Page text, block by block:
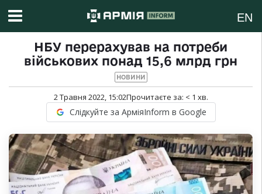
EN
НБУ перерахував на потреби
військових понад 15,6 млрд грн
НОВИНИ
2 Травня 2022, 15:02Прочитаєте за: < 1 хв.
Слідкуйте за АрміяInform в Google